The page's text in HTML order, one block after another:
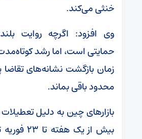
خنثی می‌کند.
وی افزود: اگرچه روایت
حمایتی است، اما رشد
زمان بازگشت نشانه‌های
محدود باقی بماند.
بازار‌های چین به دلیل
بیش از یک